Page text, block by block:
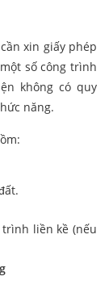
xin giấy phép
số công trình
không có quy
năng.
liền kề (nếu